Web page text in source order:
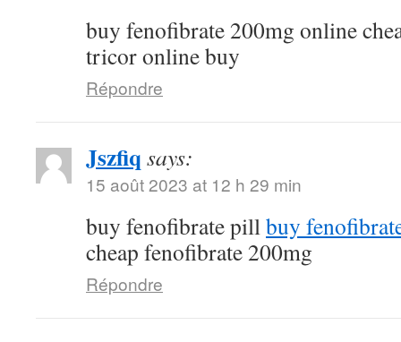
buy fenofibrate 200mg online
tricor online buy
Répondre
Jszfiq says:
15 août 2023 at 12 h 29 min
buy fenofibrate pillbuy
cheap fenofibrate 200mg
Répondre